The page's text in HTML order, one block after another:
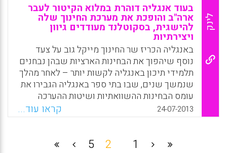
Hannah Richardson ).
WhatsApp
Facebook
Email
X
לינק
בעוד אנגליה דוהרת במלוא הקיטור לעבר
ארה"ב והופכת את מערכת החינוך שלה
להישגית, בסקוטלנד מעודדים גיוון
ויצירתיות
באנגליה הכריז שר החינוך מייקל גוב על צעד
נוסף שיהפוך את הבחינות הארציות שבהן נבחנים
תלמידי תיכון באנגליה לקשות יותר – לאחר מהלך
שנמשך שנים, שבו בתי ספר באנגליה הגבירו את
עומס הבחינות ההשוואתיות ושיטות ההערכה
המתוקננות, שנועדו לשפר את האיכות וליצור
גרסה כלשהי של תקן לאומי. במקביל, קיבלו בני
הבחינות הארציות לבני 16 (דפנה מאור , ליאור
24-07-2013 קראו עוד...
1
2
5